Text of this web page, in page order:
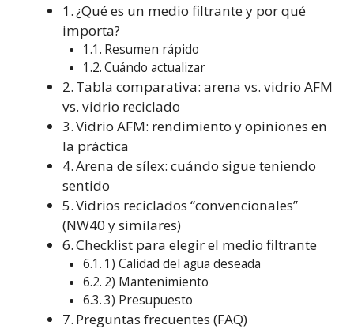
¿Qué es un medio filtrante y por qué
importa?
Resumen rápido
Cuándo actualizar
Tabla comparativa: arena vs. vidrio AFM
vs. vidrio reciclado
Vidrio AFM: rendimiento y opiniones en
la práctica
Arena de sílex: cuándo sigue teniendo
sentido
Vidrios reciclados “convencionales”
(NW40 y similares)
Checklist para elegir el medio filtrante
1) Calidad del agua deseada
2) Mantenimiento
3) Presupuesto
Preguntas frecuentes (FAQ)